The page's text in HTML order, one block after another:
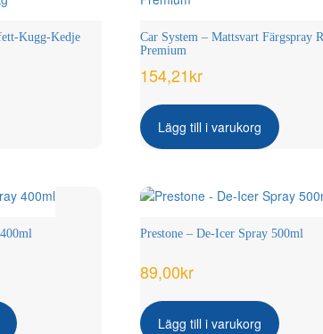
Kugg-Kedje
Car System – Mattsvart Färgspray
Premium
154,21kr
Lägg till i varukorg
Prestone – De-Icer Spray 500ml
89,00kr
Lägg till i varukorg